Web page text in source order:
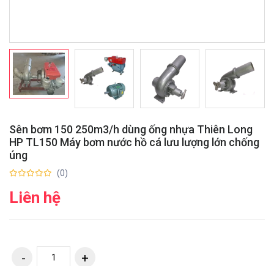
Sên bơm 150 250m3/h dùng ống nhựa Thiên Long
HP TL150 Máy bơm nước hồ cá lưu lượng lớn chống
úng
(0)
Liên hệ